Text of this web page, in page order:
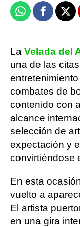
Whatsapp X
La Velada del
una de las
combates de
contenido con
alcance
selección de
expectación y
convirtiéndose
En esta
vuelto a
El artista
en una gira